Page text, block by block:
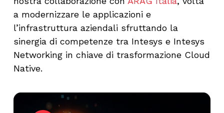
a modernizzare le applicazioni e
l’infrastruttura aziendali sfruttando la
sinergia di competenze tra Intesys e Intesys
Networking in chiave di trasformazione Cloud
Native.